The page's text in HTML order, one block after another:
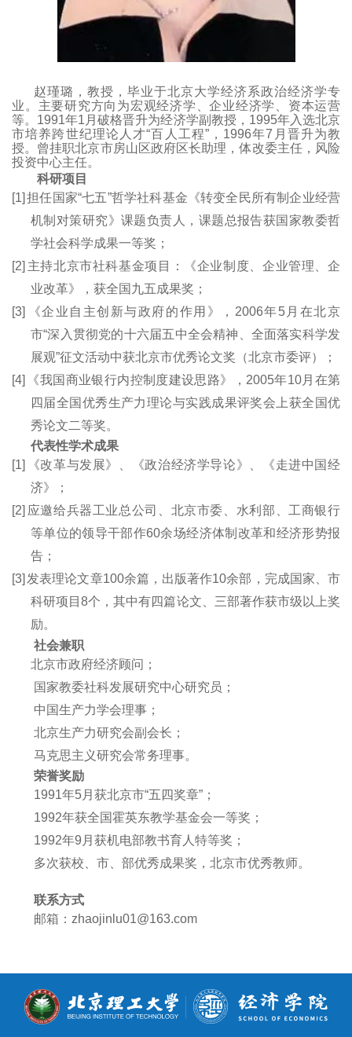
赵瑾璐，教授，毕业于北京大学经济系政治经济学专
业。主要研究方向为宏观经济学、企业经济学、资本运营
等。1991年1月破格晋升为经济学副教授，1995年入选北京
市培养跨世纪理论人才“百人工程”，1996年7月晋升为教
授。曾挂职北京市房山区政府区长助理，体改委主任，风险
投资中心主任。
科研项目
[1] 担任国家“七五”哲学社科基金《转变全民所有制企业经营
机制对策研究》课题负责人，课题总报告获国家教委哲
学社会科学成果一等奖；
[2] 主持北京市社科基金项目：《企业制度、企业管理、企
业改革》，获全国九五成果奖；
[3]
《企业自主创新与政府的作用》，2006年5月在北京
市“深入贯彻党的十六届五中全会精神、全面落实科学发
展观”征文活动中获北京市优秀论文奖（北京市委评）；
[4]
《我国商业银行内控制度建设思路》，2005年10月在第
四届全国优秀生产力理论与实践成果评奖会上获全国优
秀论文二等奖。
代表性学术成果
[1]
《改革与发展》、《政治经济学导论》、《走进中国经
济》；
[2] 应邀给兵器工业总公司、北京市委、水利部、工商银行
等单位的领导干部作60余场经济体制改革和经济形势报
告；
[3] 发表理论文章100余篇，出版著作10余部，完成国家、市
科研项目8个，其中有四篇论文、三部著作获市级以上奖
励。
社会兼职
北京市政府经济顾问；
国家教委社科发展研究中心研究员 ；
中国生产力学会理事 ；
北京生产力研究会副会长 ；
马克思主义研究会常务理事。
荣誉奖励
1991年5月获北京市“五四奖章”；
1992年获全国霍英东教学基金会一等奖；
1992年9月获机电部教书育人特等奖；
多次获校、市、部优秀成果奖，北京市优秀教师。
联系方式
邮箱：zhaojinlu01@163.com